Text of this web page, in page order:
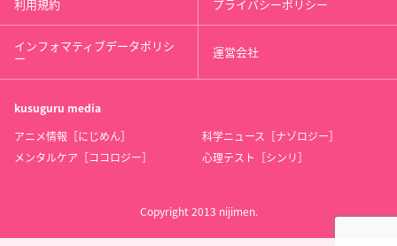
利用規約 プライバシーポリシー
インフォマティブデータポリシ
ー 運営会社
kusuguru media
アニメ情報［にじめん］
科学ニュース［ナゾロジー］
メンタルケア［ココロジー］
心理テスト［シンリ］
Copyright 2013 nijimen.